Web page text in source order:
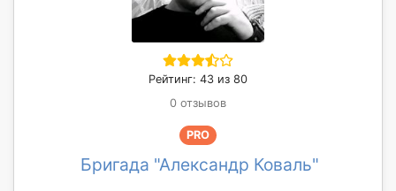
Рейтинг: 43 из 80
0 отзывов
PRO
Бригада "Александр Коваль"